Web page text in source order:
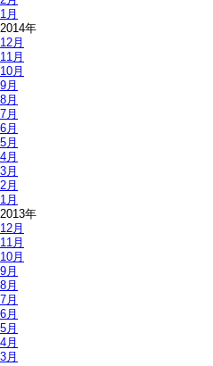
1月
2014年
12月
11月
10月
9月
8月
7月
6月
5月
4月
3月
2月
1月
2013年
12月
11月
10月
9月
8月
7月
6月
5月
4月
3月